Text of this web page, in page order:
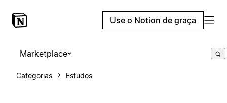
Use o Notion de graça
Marketplace
Categorias Estudos